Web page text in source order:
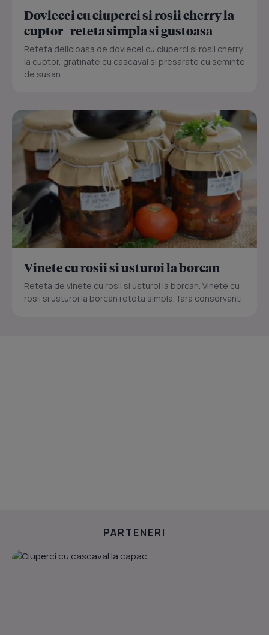
Dovlecei cu ciuperci si rosii cherry la
cuptor - reteta simpla si gustoasa
Reteta delicioasa de dovlecei cu ciuperci si rosii cherry
la cuptor, gratinate cu cascaval si presarate cu seminte
de susan....
Vinete cu rosii si usturoi la borcan
Reteta de vinete cu rosii si usturoi la borcan. Vinete cu
rosii si usturoi la borcan reteta simpla, fara conservanti.
PARTENERI